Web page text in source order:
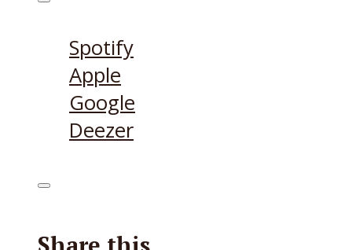
Spotify
Apple
Google
Deezer